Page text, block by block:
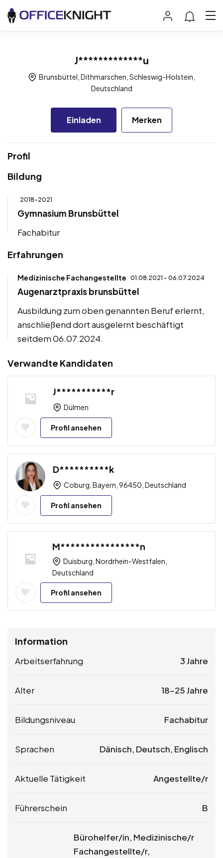
J*************u
Brunsbüttel, Dithmarschen, Schleswig-Holstein,
Deutschland
Einladen Merken
Profil
Bildung
2018-2021
Gymnasium Brunsbüttel
Fachabitur
Erfahrungen
Medizinische Fachangestellte 01.08.2021 - 06.07.2024
Augenarztpraxis brunsbüttel
Ausbildung zum oben genannten Beruf erlernt,
anschließend dort ausgelernt beschäftigt
seitdem 06.07.2024.
Verwandte Kandidaten
J***********r
Dülmen
Profil ansehen
D**********k
Coburg, Bayern, 96450, Deutschland
Profil ansehen
M****************n
Duisburg, Nordrhein-Westfalen,
Deutschland
Profil ansehen
Information
Arbeitserfahrung 3 Jahre
Alter 18-25 Jahre
Bildungsniveau Fachabitur
Sprachen Dänisch, Deutsch, Englisch
Aktuelle Tätigkeit Angestellte/r
Führerschein B
Bürohelfer/in, Medizinische/r
Fachangestellte/r,